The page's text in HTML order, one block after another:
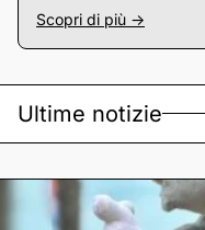
Scopri di più ->
Ultime notizie